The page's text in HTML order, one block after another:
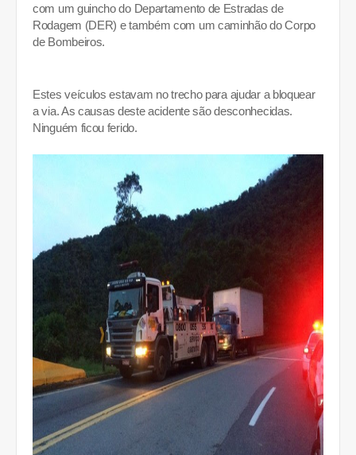
com um guincho do Departamento de Estradas de
Rodagem (DER) e também com um caminhão do Corpo
de Bombeiros.
Estes veículos estavam no trecho para ajudar a bloquear
a via. As causas deste acidente são desconhecidas.
Ninguém ficou ferido.